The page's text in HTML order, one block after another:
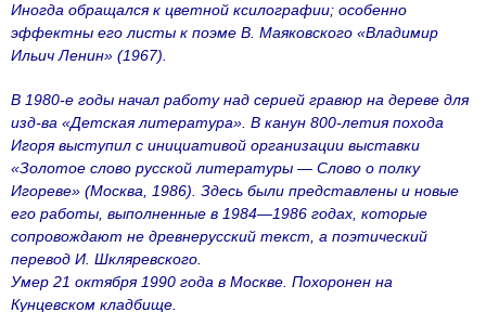
Иногда обращался к цветной ксилографии; особенно
эффектны его листы к поэме В. Маяковского «Владимир
Ильич Ленин» (1967).
В 1980-е годы начал работу над серией гравюр на дереве для
изд-ва «Детская литература». В канун 800-летия похода
Игоря выступил с инициативой организации выставки
«Золотое слово русской литературы — Слово о полку
Игореве» (Москва, 1986). Здесь были представлены и новые
его работы, выполненные в 1984—1986 годах, которые
сопровождают не древнерусский текст, а поэтический
перевод И. Шкляревского.
Умер 21 октября 1990 года в Москве. Похоронен на
Кунцевском кладбище.